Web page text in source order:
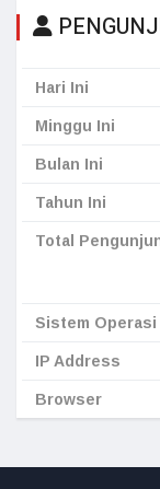
Hari Ini
Minggu Ini
Bulan Ini
Tahun Ini
Total
Sistem Operasi
IP Address
Browser